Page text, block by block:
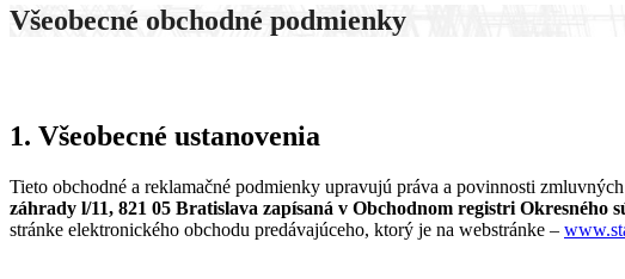
Všeobecné obchodné podmienky
1. Všeobecné ustanovenia
Tieto obchodné a reklamačné podmienky upravujú práva a povinnosti
záhrady l/11, 821 05 Bratislava zapísaná v Obchodnom registri Okresného
stránke elektronického obchodu predávajúceho, ktorý je na webstránke –